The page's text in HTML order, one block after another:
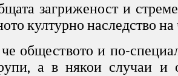
загриженост и
културно наследство на
че обществото и по-
а в някои случаи и